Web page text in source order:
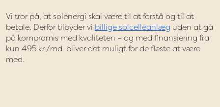
Vi tror på, at solenergi skal være til at forstå og til at
betale. Derfor tilbyder vi billige solcelleanlæg uden at gå
på kompromis med kvaliteten – og med finansiering fra
kun 495 kr./md. bliver det muligt for de fleste at være
med.